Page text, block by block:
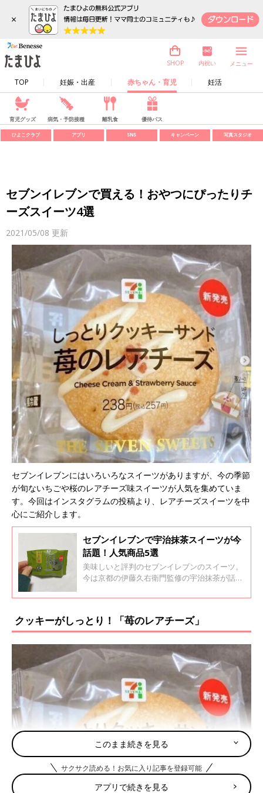
×
TOP 妊娠・出産 赤ちゃん・育児 妊活
SHOP 内祝い メニュー
育児グッズ 病気・予防接種 離乳食 優待パス
ひよこクラブ アプリ SNS キャンペーン 写真スタジオ
セブンイレブンで買える！おやつにぴったりチ
ーズスイーツ4選
2021/05/08 更新
セブンイレブンにはいろいろなスイーツがありますが、今の季節
が旬ないちごや桜のレアチーズ味スイーツが人気を集めていま
す。今回はインスタグラムの投稿より、レアチーズスイーツを中
心にご紹介します。
セブンイレブンで宇治抹茶スイーツが今
話題！人気商品5選
美味しいと評判のセブンイレブンのスイーツ。
今は京都の伊藤久右衛門監修の宇治抹茶が話題
茶の和スイーツをインスタグラムの投稿よりご
ツをお試ししてみてくださいね！
クッキーがしっとり！「苺のレアチーズ」
このまま続きを見る
サクサク読める！お気に入り記事を登録可能
アプリで続きを見る